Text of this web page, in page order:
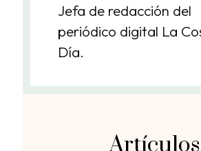
Jefa de redacción del
periódico digital La
Día.
Artículos